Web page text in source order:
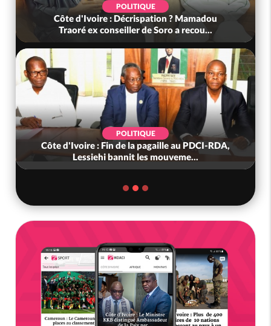
POLITIQUE
Côte d'Ivoire : Décrispation ? Mamadou
Traoré ex conseiller de Soro a recou...
POLITIQUE
Côte d'Ivoire : Fin de la pagaille au PDCI-RDA,
Lessiehi bannit les mouveme...